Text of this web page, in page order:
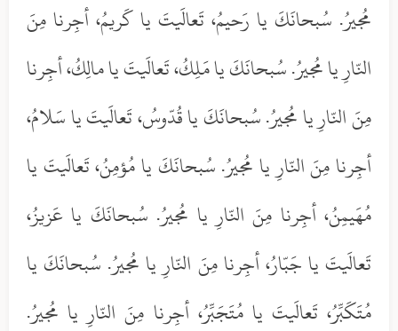
مُجيرُ. سُبحانَكَ يا رَحيمُ، تَعالَيتَ يا كَريمُ، أجِرنا مِنَ
النّارِ يا مُجيرُ. سُبحانَكَ يا مَلِكُ، تَعالَيتَ يا مالِكُ، أجِرنا
مِنَ النّارِ يا مُجيرُ. سُبحانَكَ يا قُدّوسُ، تَعالَيتَ يا سَلامُ،
أجِرنا مِنَ النّارِ يا مُجيرُ. سُبحانَكَ يا مُؤمِنُ، تَعالَيتَ يا
مُهَيمِنُ، أجِرنا مِنَ النّارِ يا مُجيرُ. سُبحانَكَ يا عَزيزُ،
تَعالَيتَ يا جَبّارُ، أجِرنا مِنَ النّارِ يا مُجيرُ. سُبحانَكَ يا
مُتَكَبِّرُ، تَعالَيتَ يا مُتَجَبِّرُ، أجِرنا مِنَ النّارِ يا مُجيرُ.